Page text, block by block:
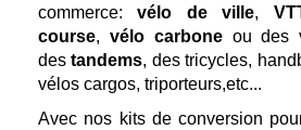
commerce:
vélo de ville,
course, vélo carbone ou des
des tandems, des tricycles,
vélos cargos, triporteurs,etc...
Avec nos kits de conversion